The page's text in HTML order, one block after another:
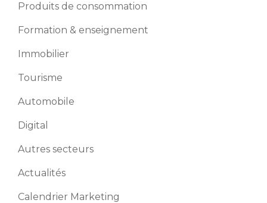
Produits de consommation
Formation & enseignement
Immobilier
Tourisme
Automobile
Digital
Autres secteurs
Actualités
Calendrier Marketing